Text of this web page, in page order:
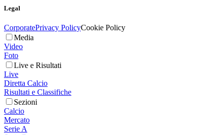
Legal
CorporatePrivacy PolicyCookie Policy
Media
Video
Foto
Live e Risultati
Live
Diretta Calcio
Risultati e Classifiche
Sezioni
Calcio
Mercato
Serie A